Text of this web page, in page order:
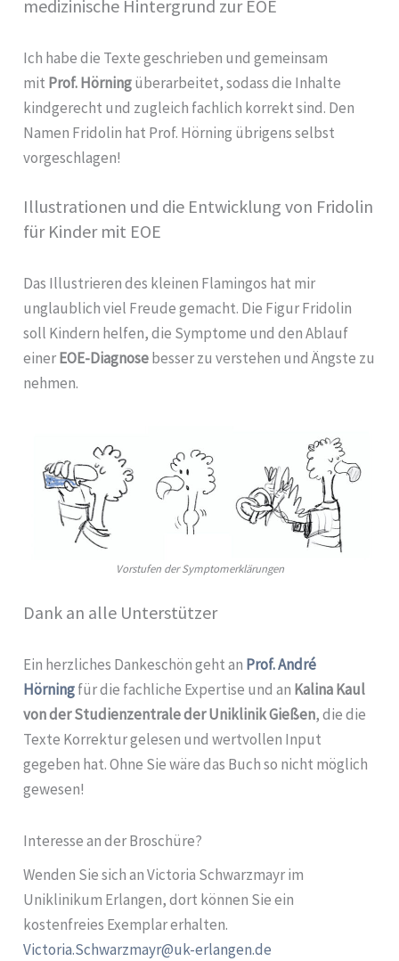
medizinische Hintergrund zur EOE
Ich habe die Texte geschrieben und gemeinsam
mit Prof. Hörningüberarbeitet, sodass die Inhalte
kindgerecht und zugleich fachlich korrekt sind. Den
Namen Fridolin hat Prof. Hörning übrigens selbst
vorgeschlagen!
Illustrationen und die Entwicklung von Fridolin
für Kinder mit EOE
Das Illustrieren des kleinen Flamingos hat mir
unglaublich viel Freude gemacht. Die Figur Fridolin
soll Kindern helfen, die Symptome und den Ablauf
einerEOE-Diagnosebesser zu verstehen und Ängste zu
nehmen.
Vorstufen der Symptomerklärungen
Dank an alle Unterstützer
Ein herzliches Dankeschön geht an Prof. André
Hörningfür die fachliche Expertise und an Kalina Kaul
von der Studienzentrale der Uniklinik Gießen, die die
Texte Korrektur gelesen und wertvollen Input
gegeben hat. Ohne Sie wäre das Buch so nicht möglich
gewesen!
Interesse an der Broschüre?
Wenden Sie sich an Victoria Schwarzmayr im
Uniklinikum Erlangen, dort können Sie ein
kostenfreies Exemplar erhalten.
Victoria.Schwarzmayr@uk-erlangen.de